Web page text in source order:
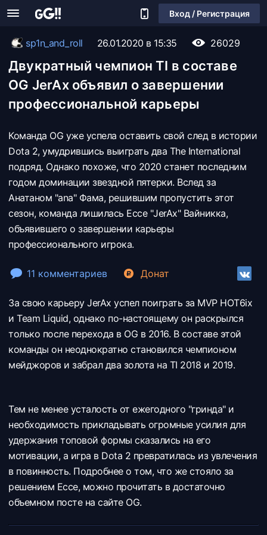
Вход / Регистрация
sp1n_and_roll 26.01.2020 в 15:35 26029
Двукратный чемпион TI в составе
OG JerAx объявил о завершении
профессиональной карьеры
Команда OG уже успела оставить свой след в истории
Dota 2, умудрившись выиграть два The International
подряд. Однако похоже, что 2020 станет последним
годом доминации звездной пятерки. Вслед за
Анатаном "ana" Фама, решившим пропустить этот
сезон, команда лишилась Ессе "JerAx" Вайникка,
объявившего о завершении карьеры
профессионального игрока.
11 комментариев Донат
За свою карьеру JerAx успел поиграть за MVP HOT6ix
и Team Liquid, однако по-настоящему он раскрылся
только после перехода в OG в 2016. В составе этой
команды он неоднократно становился чемпионом
мейджоров и забрал два золота на TI 2018 и 2019.
Тем не менее усталость от ежегодного "гринда" и
необходимость прикладывать огромные усилия для
удержания топовой формы сказались на его
мотивации, а игра в Dota 2 превратилась из увлечения
в повинность. Подробнее о том, что же стояло за
решением Ессе, можно прочитать в достаточно
объемном посте на сайте OG.